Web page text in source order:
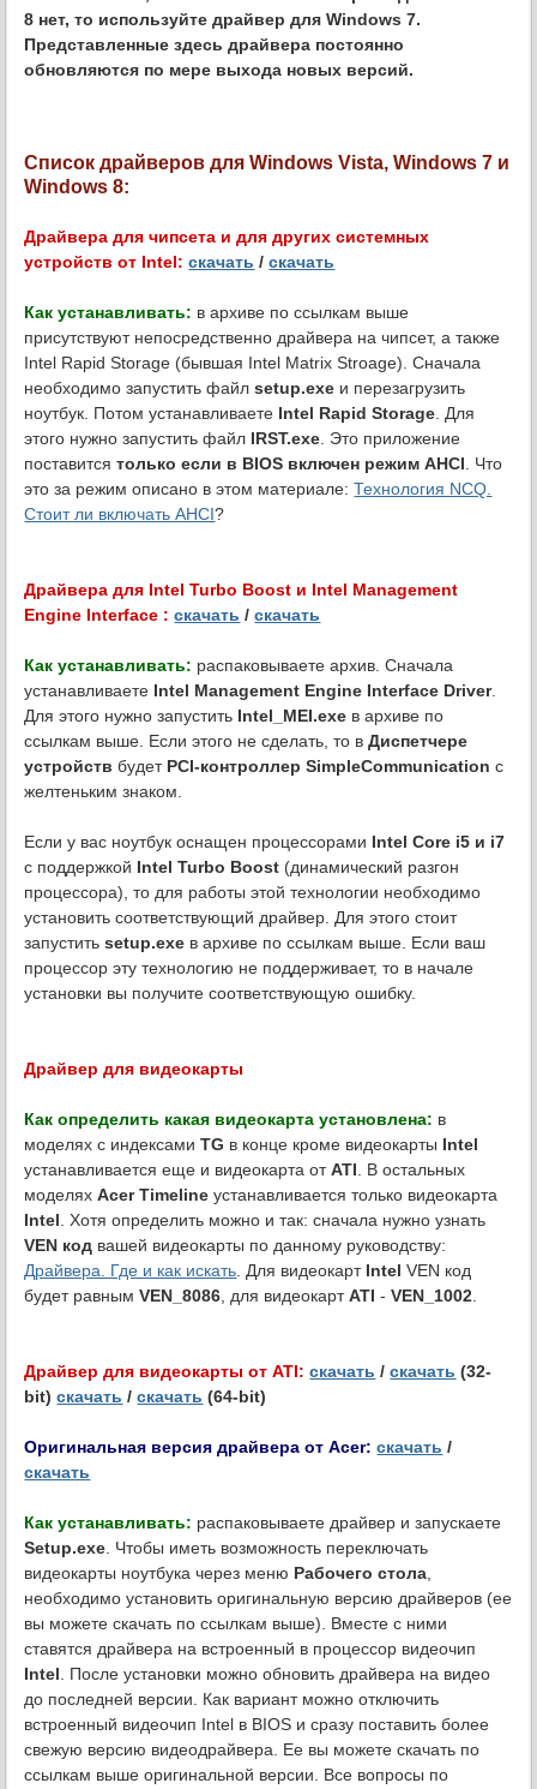
8 нет, то используйте драйвер для Windows 7.
Представленные здесь драйвера постоянно
обновляются по мере выхода новых версий.
Список драйверов для Windows Vista, Windows 7 и
Windows 8:
Драйвера для чипсета и для других системных
устройств от Intel: скачать /скачать
Как устанавливать: в архиве по ссылкам выше
присутствуют непосредственно драйвера на чипсет, а также
Intel Rapid Storage (бывшая Intel Matrix Stroage). Сначала
необходимо запустить файлsetup.exe и перезагрузить
ноутбук. Потом устанавливаете Intel Rapid Storage . Для
этого нужно запустить файл IRST.exe . Это приложение
поставитсятолько если в BIOS включен режим AHCI . Что
это за режим описано в этом материале:Технология NCQ.
Стоит ли включать AHCI?
Драйвера для Intel Turbo Boost и Intel Management
Engine Interface : скачать /скачать
Как устанавливать: распаковываете архив. Сначала
устанавливаете Intel Management Engine Interface Driver.
Для этого нужно запустить Intel_MEI.exe в архиве по
ссылкам выше. Если этого не сделать, то вДиспетчере
устройств будет PCI-контроллер SimpleCommunication с
желтеньким знаком.
Если у вас ноутбук оснащен процессорами Intel Core i5 и i7
с поддержкой Intel Turbo Boost (динамический разгон
процессора), то для работы этой технологии необходимо
установить соответствующий драйвер. Для этого стоит
запуститьsetup.exe в архиве по ссылкам выше. Если ваш
процессор эту технологию не поддерживает, то в начале
установки вы получите соответствующую ошибку.
Драйвер для видеокарты
Как определить какая видеокарта установлена: в
моделях с индексамиTG в конце кроме видеокарты Intel
устанавливается еще и видеокарта отATI . В остальных
моделяхAcer Timeline устанавливается только видеокарта
Intel . Хотя определить можно и так: сначала нужно узнать
VEN код вашей видеокарты по данному руководству:
Драйвера. Где и как искать . Для видеокарт Intel VEN код
будет равнымVEN_8086 , для видеокартATI -VEN_1002
Драйвер для видеокарты от ATI: скачать /скачать (32-
bit)скачать /скачать (64-bit)
Оригинальная версия драйвера от Acer: скачать /
скачать
Как устанавливать: распаковываете драйвер и запускаете
Setup.exe . Чтобы иметь возможность переключать
видеокарты ноутбука через меню Рабочего стола
необходимо установить оригинальную версию драйверов (ее
вы можете скачать по ссылкам выше). Вместе с ними
ставятся драйвера на встроенный в процессор видеочип
Intel . После установки можно обновить драйвера на видео
до последней версии. Как вариант можно отключить
встроенный видеочип Intel в BIOS и сразу поставить более
свежую версию видеодрайвера. Ее вы можете скачать по
ссылкам выше оригинальной версии. Все вопросы по